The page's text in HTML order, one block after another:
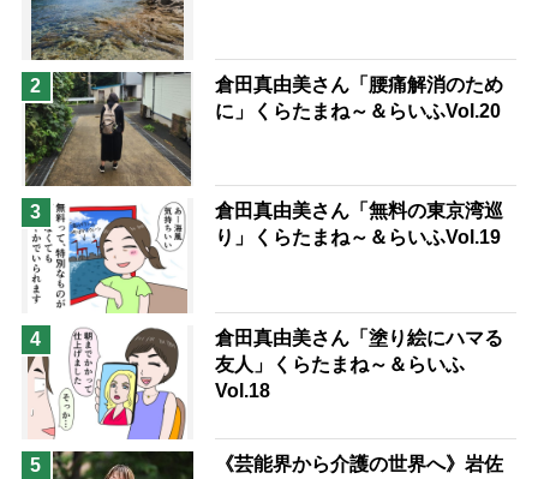
兄がボケました
予防法
2
倉田真由美さん「腰痛解消のため
に」くらたまね～＆らいふVol.20
3
倉田真由美さん「無料の東京湾巡
り」くらたまね～＆らいふVol.19
4
倉田真由美さん「塗り絵にハマる
友人」くらたまね～＆らいふ
Vol.18
5
《芸能界から介護の世界へ》岩佐